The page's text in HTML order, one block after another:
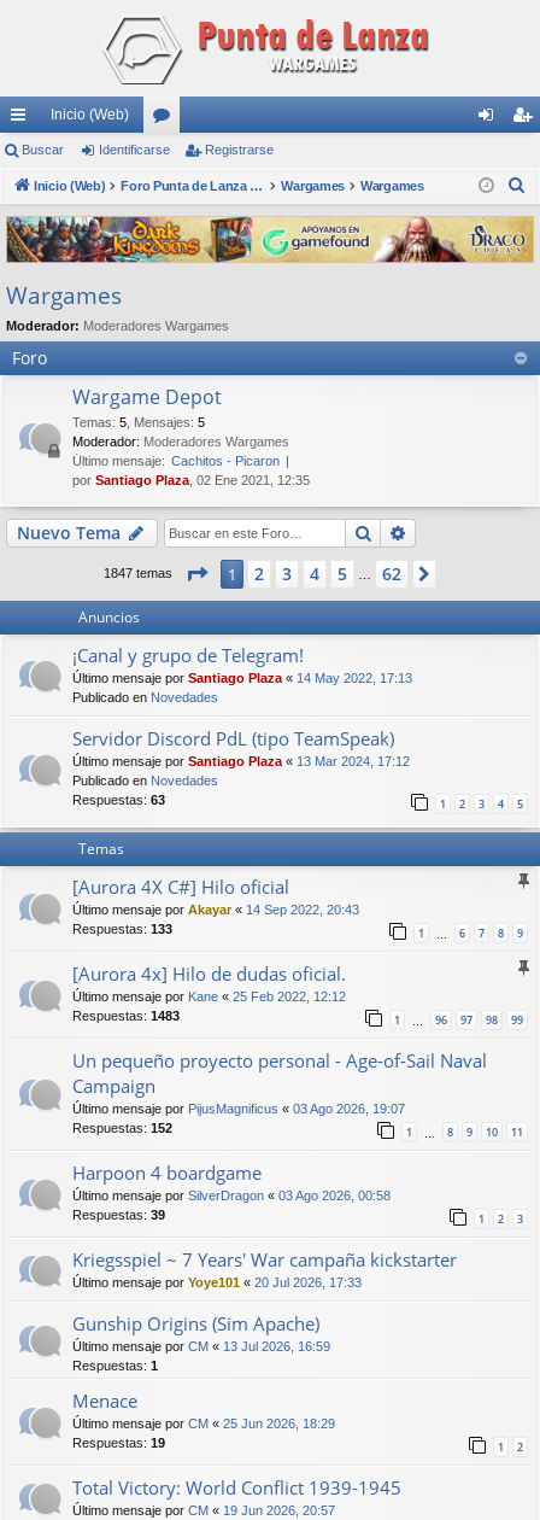
nl
ac
es
rá
pi
do
s
Inicio (Web)
or
os nti
fic
ar
ist
ra
rs
Buscar Identificarse Registrarse
Inicio (Web) Foro Punta de Lanza Wargames Wargames Wargames
s
c
Wargames
Moderador: Moderadores Wargames
Foro
Wargame Depot
Temas: 5 Mensajes: 5
Moderador: Moderadores Wargames
Último mensaje: Cachitos - Picaron
por Santiago Plaza , 02 Ene 2021, 12:35
Nuevo Tema Buscar
1847 temas Página de 62
1 2 3 4 5 62
Anuncios
¡Canal y grupo de Telegram!
Último mensaje por Santiago Plaza « 14 May 2022, 17:13
Publicado en Novedades
Servidor Discord PdL (tipo TeamSpeak)
Último mensaje por Santiago Plaza « 13 Mar 2024, 17:12
Publicado en Novedades
Respuestas: 63 1 2 3 4 5
Temas
[Aurora 4X C#] Hilo oficial
Último mensaje por Akayar« 14 Sep 2022, 20:43
Respuestas: 133 1 6 7 8 9
[Aurora 4x] Hilo de dudas oficial.
Último mensaje por Kane « 25 Feb 2022, 12:12
Respuestas: 1483 1 96 97 98 99
Un pequeño proyecto personal - Age-of-Sail Naval
Campaign
Último mensaje por PijusMagnificus « 03 Ago 2026, 19:07
Respuestas: 152 1 8 9 10 11
Harpoon 4 boardgame
Último mensaje por SilverDragon « 03 Ago 2026, 00:58
Respuestas: 39 1 2 3
Kriegsspiel ~ 7 Years' War campaña kickstarter
Último mensaje por Yoye101 « 20 Jul 2026, 17:33
Gunship Origins (Sim Apache)
Último mensaje por CM « 13 Jul 2026, 16:59
Respuestas: 1
Menace
Último mensaje por CM « 25 Jun 2026, 18:29
Respuestas: 19 1 2
Total Victory: World Conflict 1939-1945
Último mensaje por CM « 19 Jun 2026, 20:57